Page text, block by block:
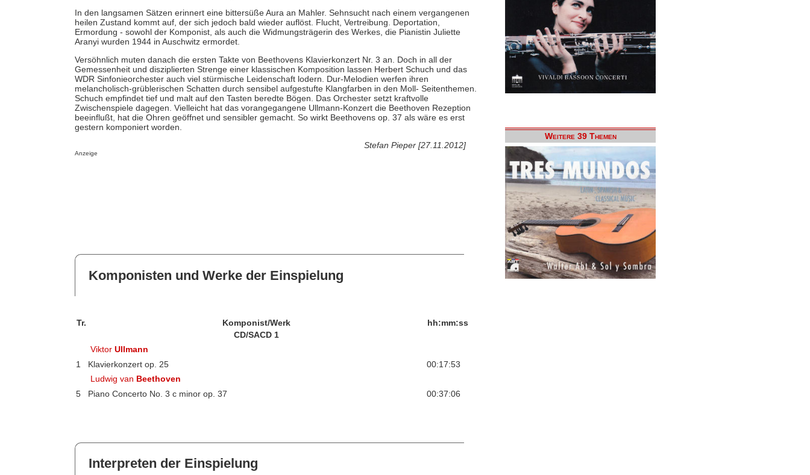
In den langsamen Sätzen erinnert eine bittersüße Aura an Mahler. Sehnsucht nach einem vergangenen
heilen Zustand kommt auf, der sich jedoch bald wieder auflöst. Flucht, Vertreibung. Deportation,
Ermordung - sowohl der Komponist, als auch die Widmungsträgerin des Werkes, die Pianistin Juliette
Aranyi wurden 1944 in Auschwitz ermordet.
Versöhnlich muten danach die ersten Takte von Beethovens Klavierkonzert Nr. 3 an. Doch in all der
Gemessenheit und disziplierten Strenge einer klassischen Komposition lassen Herbert Schuch und das
WDR Sinfonieorchester auch viel stürmische Leidenschaft lodern. Dur-Melodien werfen ihren
melancholisch-grüblerischen Schatten durch sensibel aufgestufte Klangfarben in den Moll- Seitenthemen.
Schuch empfindet tief und malt auf den Tasten beredte Bögen. Das Orchester setzt kraftvolle
Zwischenspiele dagegen. Vielleicht hat das vorangegangene Ullmann-Konzert die Beethoven Rezeption
beeinflußt, hat die Ohren geöffnet und sensibler gemacht. So wirkt Beethovens op. 37 als wäre es erst
gestern komponiert worden.
Stefan Pieper [27.11.2012]
Anzeige
Komponisten und Werke der Einspielung
Tr. Komponist/Werk
hh:mm:ss
CD/SACD 1
ViktorUllmann
1
Klavierkonzert op. 25
00:17:53
Ludwig van Beethoven
5
Piano Concerto No. 3 c minor op. 37 00:37:06
Interpreten der Einspielung
Weitere 39 Themen